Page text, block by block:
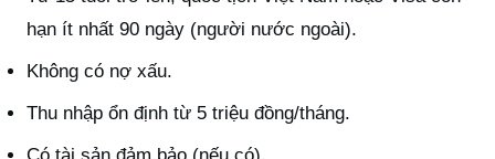
hạn ít nhất 90 ngày (người nước ngoài).
Không có nợ xấu.
Thu nhập ổn định từ 5 triệu đồng/tháng.